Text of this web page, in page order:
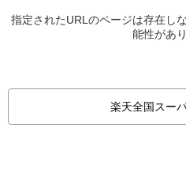
指定されたURLのページは存在し
能性があ
楽天全国スー